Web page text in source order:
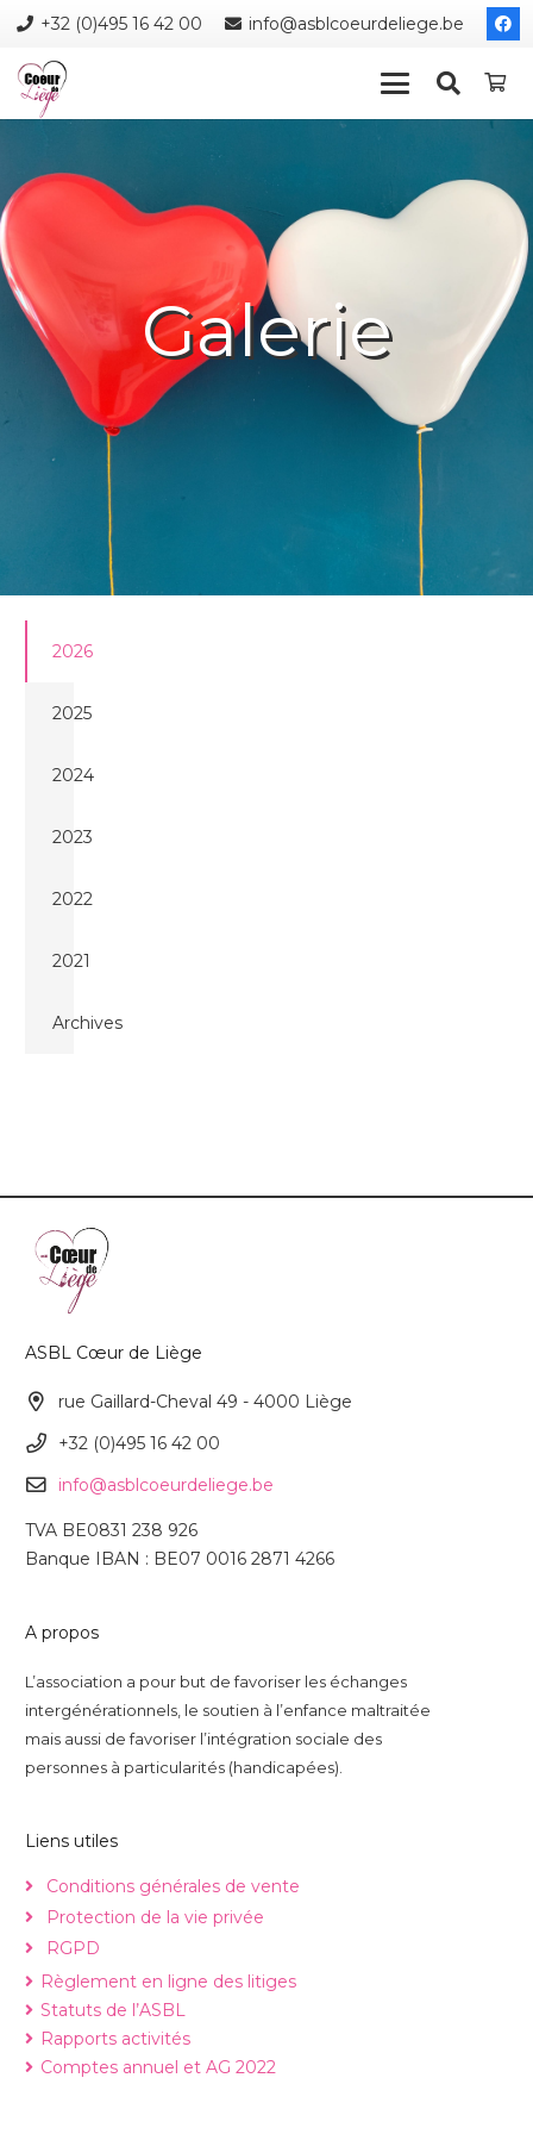
+32 (0)495 16 42 00 info@asblcoeurdeliege.be
Galerie
2026
2025
2024
2023
2022
2021
Archives
ASBL Cœur de Liège
rue Gaillard-Cheval 49 - 4000 Liège
+32 (0)495 16 42 00
info@asblcoeurdeliege.be
TVA BE0831 238 926
Banque IBAN : BE07 0016 2871 4266
A propos
L’association a pour but de favoriser les échanges
intergénérationnels, le soutien à l’enfance maltraitée
mais aussi de favoriser l’intégration sociale des
personnes à particularités (handicapées).
Liens utiles
Conditions générales de vente
Protection de la vie privée
RGPD
Règlement en ligne des litiges
Statuts de l’ASBL
Rapports activités
Comptes annuel et AG 2022